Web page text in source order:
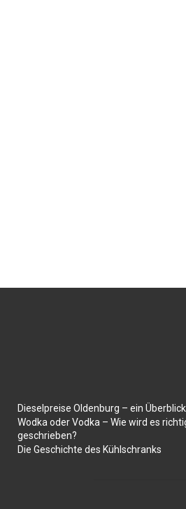
Dieselpreise Oldenburg – ein Überblick
Wodka oder Vodka – Wie wird es
geschrieben?
Die Geschichte des Kühlschranks